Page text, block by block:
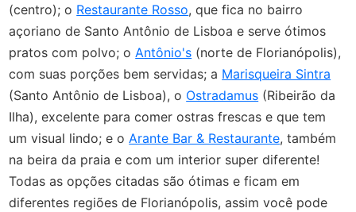
(centro); o Restaurante Rosso, que fica no bairro
açoriano de Santo Antônio de Lisboa e serve ótimos
pratos com polvo; o Antônio's (norte de Florianópolis),
com suas porções bem servidas; a Marisqueira Sintra
(Santo Antônio de Lisboa), o Ostradamus (Ribeirão da
Ilha), excelente para comer ostras frescas e que tem
um visual lindo; e o Arante Bar & Restaurante, também
na beira da praia e com um interior super diferente!
Todas as opções citadas são ótimas e ficam em
diferentes regiões de Florianópolis, assim você pode